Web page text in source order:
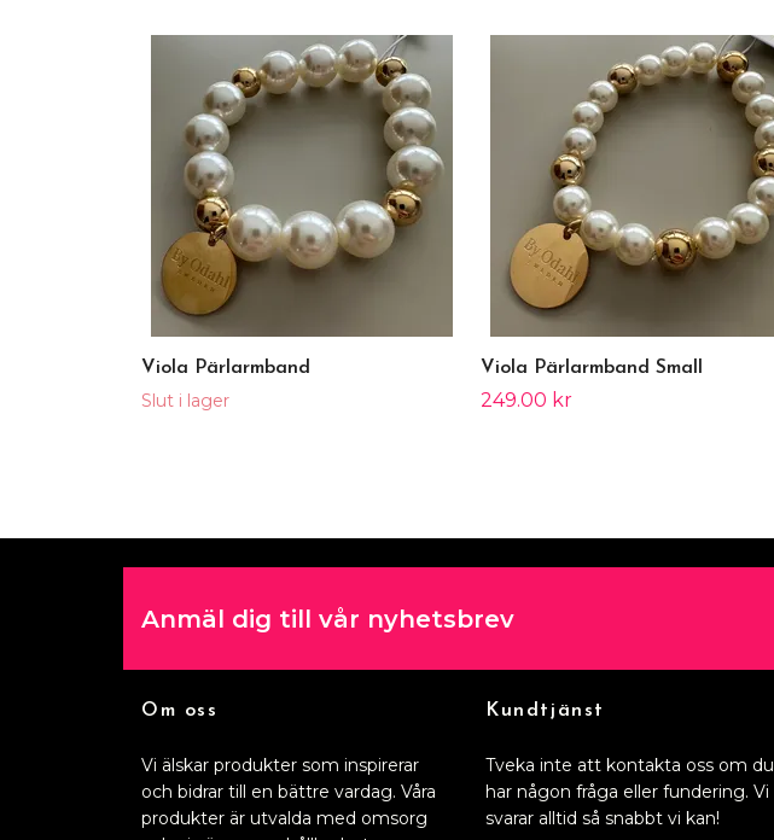
Viola Pärlarmband
Slut i lager
Viola Pärlarmband Small
249.00 kr
Anmäl dig till vår nyhetsbrev
Om oss
Vi älskar produkter som inspirerar
och bidrar till en bättre vardag. Våra
produkter är utvalda med omsorg
Kundtjänst
Tveka inte att kontakta oss om du
har någon fråga eller fundering. Vi
svarar alltid så snabbt vi kan!